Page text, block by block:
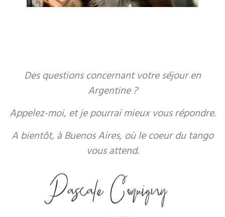
Des questions concernant votre séjour en
Argentine ?
Appelez-moi, et je pourrai mieux vous répondre.
A bientôt, à Buenos Aires, où le coeur du tango
vous attend.